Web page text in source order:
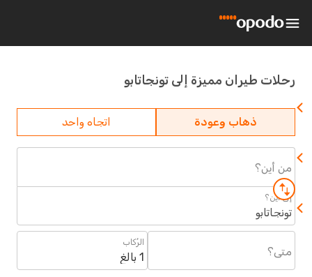
طيران مميزة إلى تونجاتابو
ذهاب وعودة اتجاه واحد